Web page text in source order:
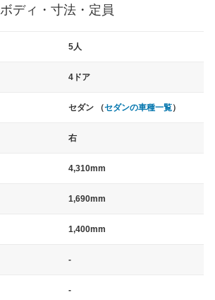
ボディ・寸法・定員
5人
4ドア
セダン （セダンの車種一覧）
右
4,310mm
1,690mm
1,400mm
-
-